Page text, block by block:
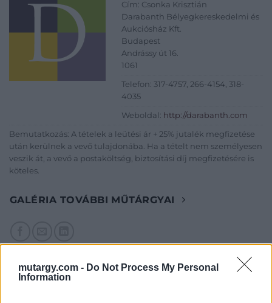
mutargy.com - Do Not Process My Personal
Information
Cím: Csonka Krisztián
Darabanth Bélyegkereskedelmi és
Aukciósház Kft.
Budapest
Andrássy út 16.
1061
Telefon: 317-4757, 266-4154, 318-
4035
Weboldal: http://darabanth.com
Bemutatkozás: A tételek a leütési ár + 25% jutalék megfizetése
után kerülnek a vevő tulajdonába. Ha a tételt nem személyesen
veszik át, a vevő a postaköltség, biztosítási díj megfizetésére is
köteles.
GALÉRIA TOVÁBBI MŰTÁRGYAI